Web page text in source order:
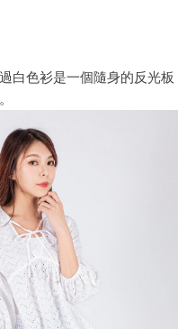
白色衫是一個隨身的反光板
。